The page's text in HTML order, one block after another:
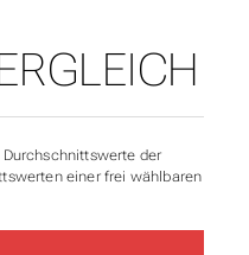
der
einer frei wählbaren